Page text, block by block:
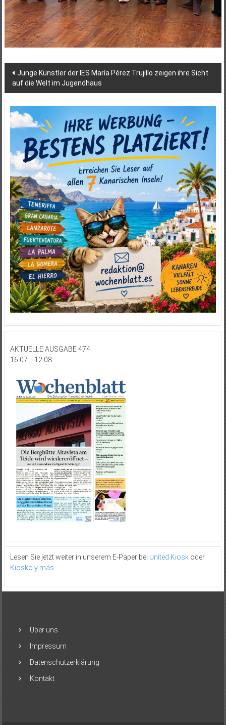
Beitragsnavigation
Junge Künstler der IES María Pérez Trujillo zeigen ihre Sicht
auf die Welt im Jugendhaus
AKTUELLE AUSGABE 474
16.07. - 12.08.
Lesen Sie jetzt weiter in unserem E-Paper bei United Kioskoder
Kiosko y más.
Über uns
Impressum
Datenschutzerklärung
Kontakt